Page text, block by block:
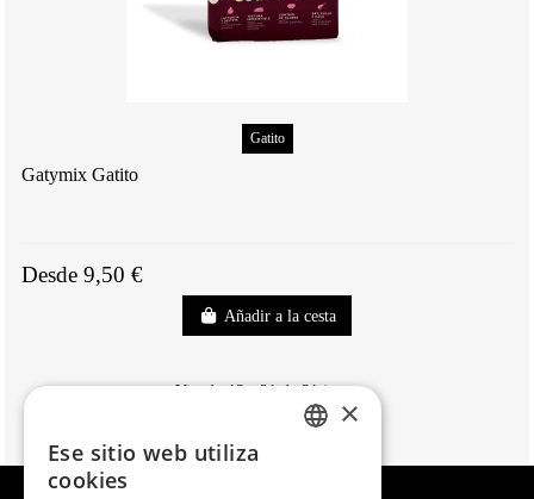
Gatito
Gatymix Gatito
Desde 9,50 €
Añadir a la cesta
Viendo 13 - 21 de 21 items
×
Ese sitio web utiliza
cookies